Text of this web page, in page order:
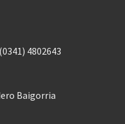
4802643
Baigorria